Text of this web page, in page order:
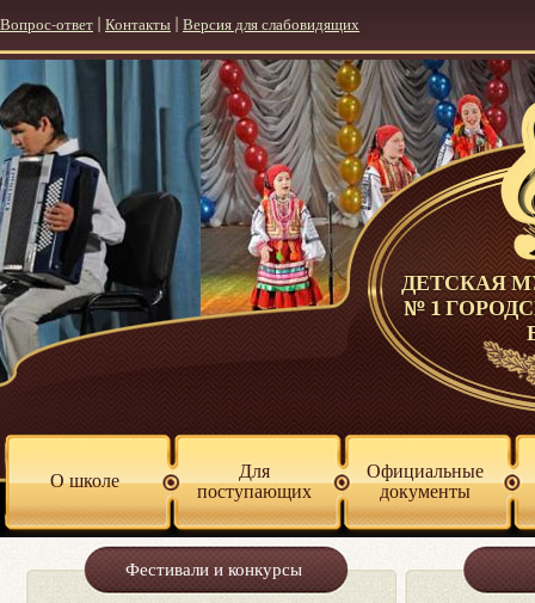
ДЕТСКАЯ
№ 1
Вопрос-ответ Контакты Версия для слабовидящих
О школе
Для
поступающих
Официальные
документы
Фестивали и конкурсы